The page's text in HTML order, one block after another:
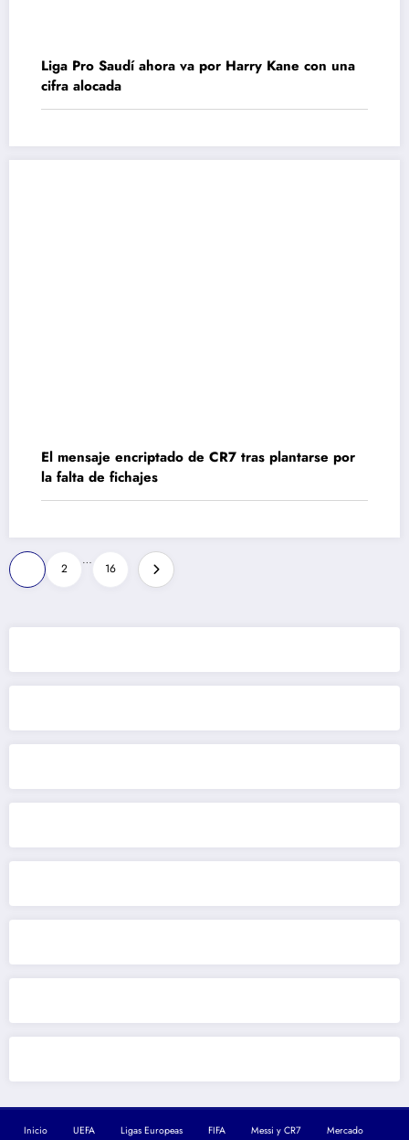
Liga Pro Saudí ahora va por Harry Kane con una
cifra alocada
El mensaje encriptado de CR7 tras plantarse por
la falta de fichajes
Paginación
de
entradas
2
…
16
Inicio UEFA Ligas Europeas FIFA Messi y CR7 Mercado